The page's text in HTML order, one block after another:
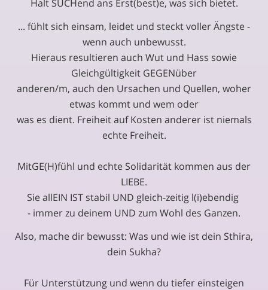
Halt SUCHend ans Erst(best)e, was sich bietet.
... fühlt sich einsam, leidet und steckt voller Ängste -
wenn auch unbewusst.
Hieraus resultieren auch Wut und Hass sowie
Gleichgültigkeit GEGENüber
anderen/m, auch den Ursachen und Quellen, woher
etwas kommt und wem oder
was es dient. Freiheit auf Kosten anderer ist niemals
echte Freiheit.
MitGE(H)fühl und echte Solidarität kommen aus der
LIEBE.
Sie allEIN IST stabil UND gleich-zeitig l(i)ebendig
- immer zu deinem UND zum Wohl des Ganzen.
Also, mache dir bewusst: Was und wie ist dein Sthira,
dein Sukha?
Für Unterstützung und wenn du tiefer einsteigen